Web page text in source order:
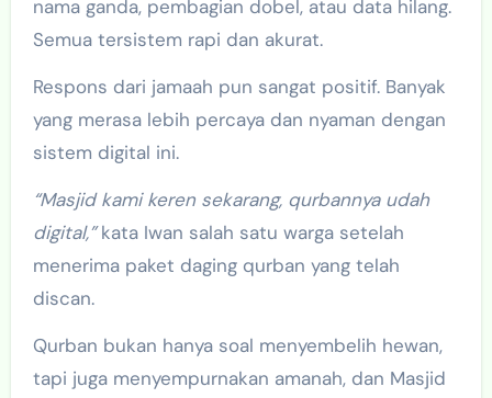
nama ganda, pembagian dobel, atau data hilang.
Semua tersistem rapi dan akurat.
Respons dari jamaah pun sangat positif. Banyak
yang merasa lebih percaya dan nyaman dengan
sistem digital ini.
“Masjid kami keren sekarang, qurbannya udah
digital,”kata Iwan salah satu warga setelah
menerima paket daging qurban yang telah
discan.
Qurban bukan hanya soal menyembelih hewan,
tapi juga menyempurnakan amanah, dan Masjid